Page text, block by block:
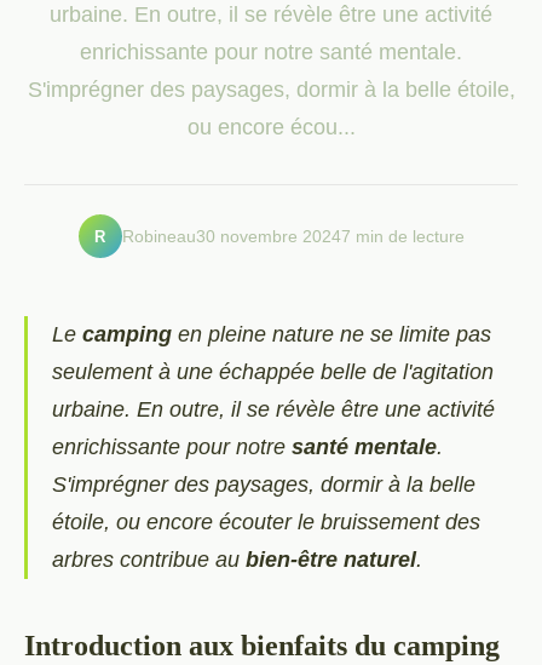
urbaine. En outre, il se révèle être une activité
enrichissante pour notre santé mentale.
S'imprégner des paysages, dormir à la belle étoile,
ou encore écou...
R Robineau30 novembre 20247 min de lecture
Le camping en pleine nature ne se limite pas
seulement à une échappée belle de l'agitation
urbaine. En outre, il se révèle être une activité
enrichissante pour notre santé mentale.
S'imprégner des paysages, dormir à la belle
étoile, ou encore écouter le bruissement des
arbres contribue au bien-être naturel.
Introduction aux bienfaits du camping